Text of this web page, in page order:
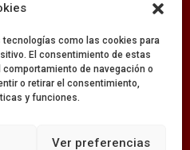
como las cookies para
El consentimiento de estas
de navegación o
o retirar el consentimiento,
y funciones.
Ver preferencias